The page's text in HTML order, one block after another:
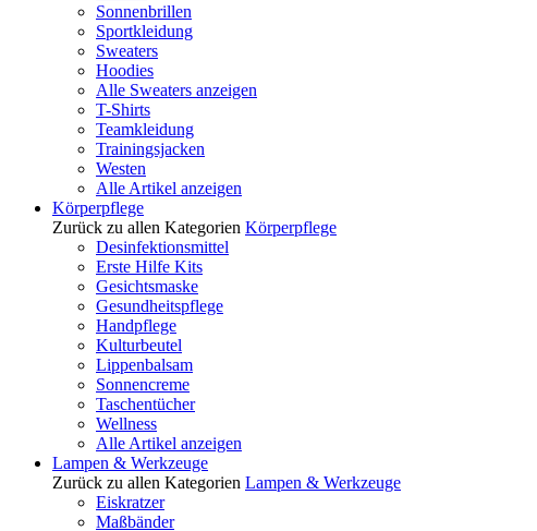
Sonnenbrillen
Sportkleidung
Sweaters
Hoodies
Alle Sweaters anzeigen
T-Shirts
Teamkleidung
Trainingsjacken
Westen
Alle Artikel anzeigen
Körperpflege
Zurück zu allen Kategorien Körperpflege
Desinfektionsmittel
Erste Hilfe Kits
Gesichtsmaske
Gesundheitspflege
Handpflege
Kulturbeutel
Lippenbalsam
Sonnencreme
Taschentücher
Wellness
Alle Artikel anzeigen
Lampen & Werkzeuge
Zurück zu allen Kategorien Lampen & Werkzeuge
Eiskratzer
Maßbänder